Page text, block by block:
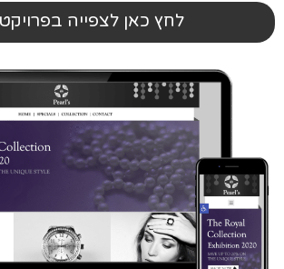
לחץ כאן לצפייה בפרויקט